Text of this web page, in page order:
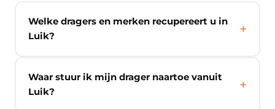
Welke dragers en merken recupereert u in
Luik?
Waar stuur ik mijn drager naartoe vanuit
Luik?